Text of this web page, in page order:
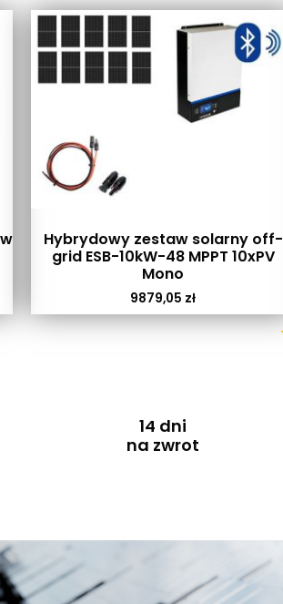
Hybrydowy zestaw solarny off-
grid ESB-10kW-48 MPPT 10xPV
Mono
9879,05 zł
14 dni
na zwrot